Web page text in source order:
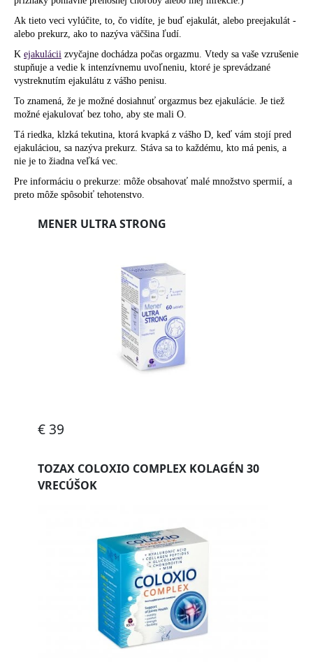
Ak tieto veci vylúčite, to, čo vidíte, je buď ejakulát, alebo preejakulát -
alebo prekurz, ako to nazýva väčšina ľudí.
K ejakulácii zvyčajne dochádza počas orgazmu . Vtedy sa vaše vzrušenie
stupňuje a vedie k intenzívnemu uvoľneniu, ktoré je sprevádzané
vystreknutím ejakulátu z vášho penisu.
To znamená, že je možné dosiahnuť orgazmus bez ejakulácie. Je tiež
možné ejakulovať bez toho, aby ste mali O.
Tá riedka, klzká tekutina, ktorá kvapká z vášho D, keď vám stojí pred
ejakuláciou, sa nazýva prekurz. Stáva sa to každému, kto má penis, a
nie je to žiadna veľká vec.
Pre informáciu o prekurze: môže obsahovať malé množstvo spermií, a
preto môže spôsobiť tehotenstvo